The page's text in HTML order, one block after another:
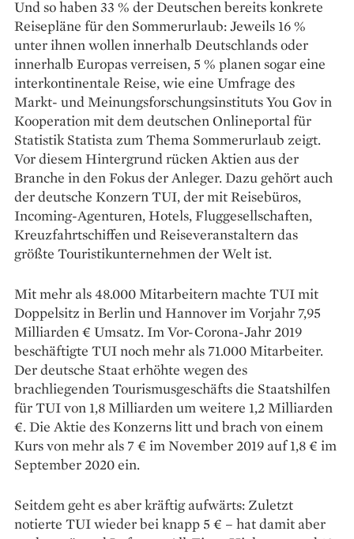
Und so haben 33 % der Deutschen bereits konkrete
Reisepläne für den Sommerurlaub: Jeweils 16 %
unter ihnen wollen innerhalb Deutschlands oder
innerhalb Europas verreisen, 5 % planen sogar eine
interkontinentale Reise, wie eine Umfrage des
Markt- und Meinungsforschungsinstituts You Gov in
Kooperation mit dem deutschen Onlineportal für
Statistik Statista zum Thema Sommerurlaub zeigt.
Vor diesem Hintergrund rücken Aktien aus der
Branche in den Fokus der Anleger. Dazu gehört auch
der deutsche Konzern TUI, der mit Reisebüros,
Incoming-Agen­turen, Hotels, Fluggesellschaften,
Kreuzfahrtschiffen und Reiseveranstaltern das
größte Touristikunternehmen der Welt ist.
Mit mehr als 48.000 Mit­arbeitern machte TUI mit
Doppelsitz in Berlin und Hannover im Vorjahr 7,95
Milliarden € Umsatz. Im Vor-Corona-Jahr 2019
beschäftigte TUI noch mehr als 71.000 Mitarbeiter.
Der deutsche Staat erhöhte wegen des
brachliegenden Tourismusgeschäfts die Staatshilfen
für TUI von 1,8 Milliarden um weitere 1,2 Milliarden
€. Die Aktie des Konzerns litt und brach von einem
Kurs von mehr als 7 € im November 2019 auf 1,8 € im
Sep­tember 2020 ein.
Seitdem geht es aber kräftig aufwärts: Zuletzt
notierte TUI wieder bei knapp 5 € – hat damit aber